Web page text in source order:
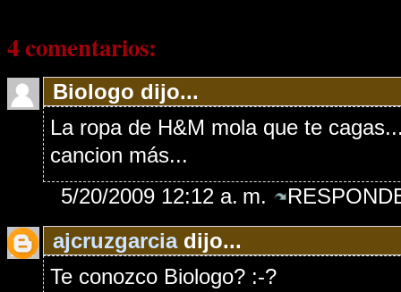
4 comentarios:
Biologo dijo...
La ropa de H&M mola que te
cancion más...
5/20/2009 12:12 a. m.
ajcruzgarciadijo...
Te conozco Biologo? :-?